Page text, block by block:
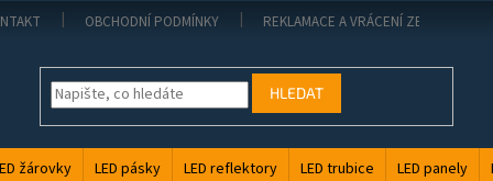
OBCHODNÍ PODMÍNKY REKLAMACE A VRÁCENÍ ZBOŽÍ
HLEDAT
žárovky LED pásky LED reflektory LED trubice LED panely